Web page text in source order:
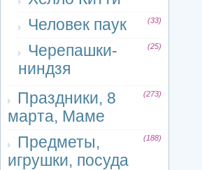
Человек паук (33)
Черепашки-
ниндзя
(25)
Праздники, 8
марта, Маме
(273)
Предметы,
игрушки, посуда
(188)